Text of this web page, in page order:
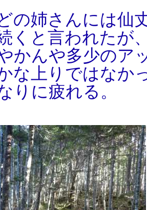
の姉さんには仙
くと言われたが
かんや多少のア
な上りではなか
りに疲れる。